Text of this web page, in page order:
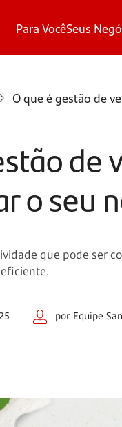
Para VocêSeus
O que é gestão de
de
o seu
que pode ser
por Equipe